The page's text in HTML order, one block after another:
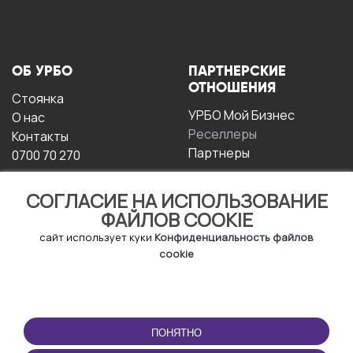
СОГЛАСИЕ НА ИСПОЛЬЗОВАНИЕ
ФАЙЛОВ COOKIE
сайт использует куки Конфиденциальность файлов
cookie
ПОНЯТНО
ОБ УРБО
Стоянка
О нас
Контакты
0700 70 270
ПАРТНЕРСКИЕ
ОТНОШЕНИЯ
УРБО Мой Бизнес
Реселлеры
Партнеры
ЭКСПЛУАТАЦИИ
Условия и положения
ПРИЛОЖЕНИЕ